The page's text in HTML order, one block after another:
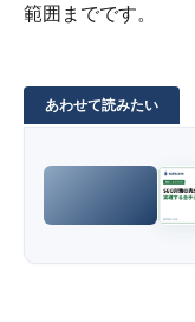
範囲までです。